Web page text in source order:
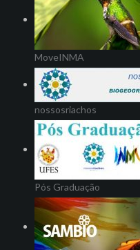
MoveINMA
nossosriachos
Pós Graduação